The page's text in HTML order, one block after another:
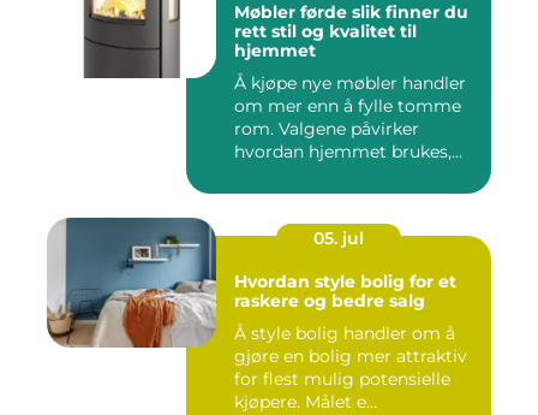
Møbler førde slik finner du
rett stil og kvalitet til
hjemmet
Å kjøpe nye møbler handler
om mer enn å fylle tomme
rom. Valgene påvirker
hvordan hjemmet brukes,
05. jul
Hvordan style bolig for et
raskere og bedre salg
Å style bolig handler om å
gjøre en bolig mer attraktiv
for flest mulig potensielle
kjøpere. Målet e...